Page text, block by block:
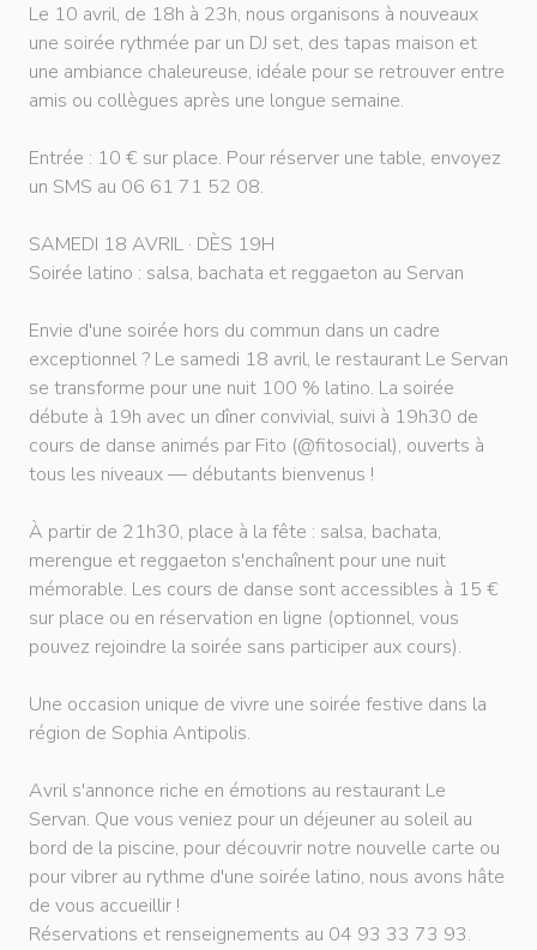
Le 10 avril, de 18h à 23h, nous organisons à nouveaux
une soirée rythmée par un DJ set, des tapas maison et
une ambiance chaleureuse, idéale pour se retrouver entre
amis ou collègues après une longue semaine.
Entrée : 10 € sur place. Pour réserver une table, envoyez
un SMS au 06 61 71 52 08.
SAMEDI 18 AVRIL · DÈS 19H
Soirée latino : salsa, bachata et reggaeton au Servan
Envie d'une soirée hors du commun dans un cadre
exceptionnel ? Le samedi 18 avril, le restaurant Le Servan
se transforme pour une nuit 100 % latino. La soirée
débute à 19h avec un dîner convivial, suivi à 19h30 de
cours de danse animés par Fito (@fitosocial), ouverts à
tous les niveaux — débutants bienvenus !
À partir de 21h30, place à la fête : salsa, bachata,
merengue et reggaeton s'enchaînent pour une nuit
mémorable. Les cours de danse sont accessibles à 15 €
sur place ou en réservation en ligne (optionnel, vous
pouvez rejoindre la soirée sans participer aux cours).
Une occasion unique de vivre une soirée festive dans la
région de Sophia Antipolis.
Avril s'annonce riche en émotions au restaurant Le
Servan. Que vous veniez pour un déjeuner au soleil au
bord de la piscine, pour découvrir notre nouvelle carte ou
pour vibrer au rythme d'une soirée latino, nous avons hâte
de vous accueillir !
Réservations et renseignements au 04 93 33 73 93.